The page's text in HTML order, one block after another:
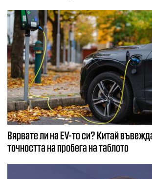
Вярвате ли на EV-то си? Китай
точността на пробега на таблото